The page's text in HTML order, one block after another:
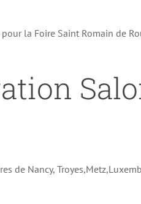
la Foire Saint Romain de
de Nancy,